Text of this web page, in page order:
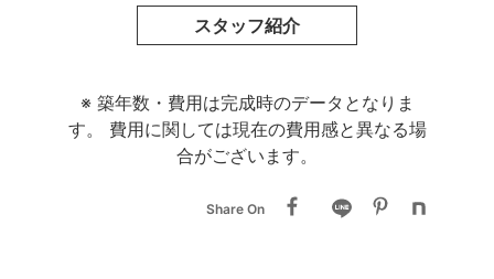
ステンレスのオープンキッチン。
壁のブルックリンタイルとも相性抜群◎
空間に合わせて造作した洗面台や
オリジナルテーブルはもちろん、
モルタルを塗った躯体”風”の壁や
ブーツダメージの床材などもあいまって
アンティークにこだわる
スタッフ紹介
※ 築年数・費用は完成時のデータとなりま
す。 費用に関しては現在の費用感と異なる場
合がございます。
Share On